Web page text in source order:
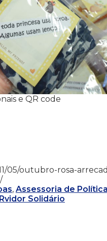
e QR code
05/outubro-rosa-
, Assessoria de
Solidário